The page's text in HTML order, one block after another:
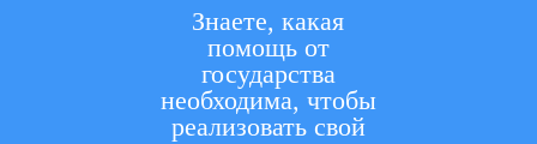
Знаете, какая
помощь от
государства
необходима, чтобы
реализовать свой